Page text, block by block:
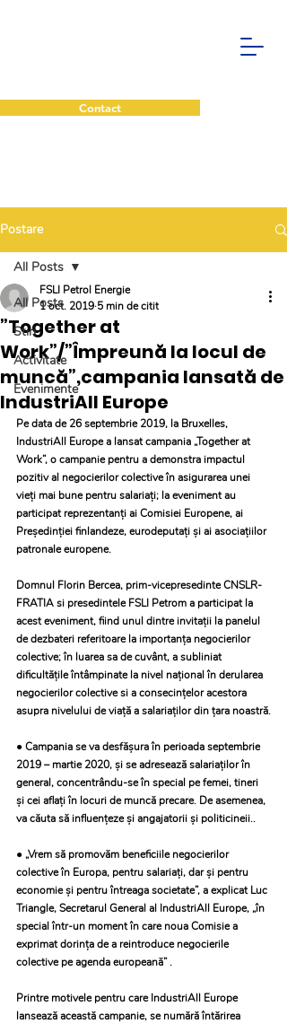
Contact
Postare
All Posts
Stiri
Activitate
Evenimente
All Posts
”Together at
Work”/”Împreună la locul de
muncă”,campania lansată de
IndustriAll Europe
FSLI Petrol Energie
1 oct. 2019 5 min de citit
Pe data de 26 septembrie 2019, la Bruxelles,
IndustriAll Europe a lansat campania „Together at
Work”, o campanie pentru a demonstra impactul
pozitiv al negocierilor colective în asigurarea unei
vieți mai bune pentru salariați; la eveniment au
participat reprezentanți ai Comisiei Europene, ai
Președinției finlandeze, eurodeputați și ai asociațiilor
patronale europene.
Domnul Florin Bercea, prim-vicepresedinte CNSLR-
FRATIA si presedintele FSLI Petrom a participat la
acest eveniment, fiind unul dintre invitaţii la panelul
de dezbateri referitoare la importanţa negocierilor
colective; în luarea sa de cuvânt, a subliniat
dificultăţile întâmpinate la nivel naţional în derularea
negocierilor colective si a consecinţelor acestora
asupra nivelului de viaţă a salariaţilor din ţara noastră.
● Campania se va desfășura în perioada septembrie
2019 – martie 2020, și se adresează salariaților în
general, concentrându-se în special pe femei, tineri
și cei aflați în locuri de muncă precare. De asemenea,
va căuta să influențeze și angajatorii și politicineii..
● „Vrem să promovăm beneficiile negocierilor
colective în Europa, pentru salariați, dar și pentru
economie și pentru întreaga societate”, a explicat Luc
Triangle, Secretarul General al IndustriAll Europe, „în
special într-un moment în care noua Comisie a
exprimat dorința de a reintroduce negocierile
colective pe agenda europeană” .
Printre motivele pentru care IndustriAll Europe
lansează această campanie, se numără întărirea